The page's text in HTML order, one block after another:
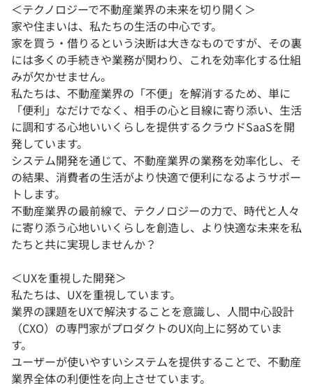
＜テクノロジーで不動産業界の未来を切り開く＞
家や住まいは、私たちの生活の中心です。
家を買う・借りるという決断は大きなものですが、その裏
には多くの手続きや業務が関わり、これを効率化する仕組
みが欠かせません。
私たちは、不動産業界の「不便」を解消するため、単に
「便利」なだけでなく、相手の心と目線に寄り添い、生活
に調和する心地いいくらしを提供するクラウドSaaSを開
発しています。
システム開発を通じて、不動産業界の業務を効率化し、そ
の結果、消費者の生活がより快適で便利になるようサポー
トします。
不動産業界の最前線で、テクノロジーの力で、時代と人々
に寄り添う心地いいくらしを創造し、より快適な未来を私
たちと共に実現しませんか？
＜UXを重視した開発＞
私たちは、UXを重視しています。
業界の課題をUXで解決することを意識し、人間中心設計
（CXO）の専門家がプロダクトのUX向上に努めていま
す。
ユーザーが使いやすいシステムを提供することで、不動産
業界全体の利便性を向上させています。